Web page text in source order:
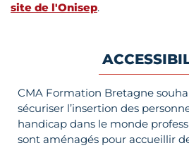
site de l'Onisep.
CMA Formation Bretagne
sécuriser l’insertion des
handicap dans le monde
sont aménagés pour accueillir